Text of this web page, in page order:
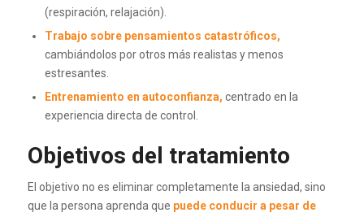
(respiración, relajación).
Trabajo sobre pensamientos catastróficos,
cambiándolos por otros más realistas y menos
estresantes.
Entrenamiento en autoconfianza, centrado en la
experiencia directa de control.
Objetivos del tratamiento
El objetivo no es eliminar completamente la ansiedad, sino
que la persona aprenda que puede conducir a pesar de